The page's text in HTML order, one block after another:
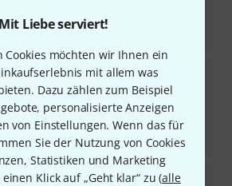
Mit Liebe serviert!
Cookies möchten wir Ihnen ein
mit allem was
Dazu zählen zum Beispiel
personalisierte Anzeigen
von Einstellungen. Wenn das für
Sie der Nutzung von Cookies
Statistiken und Marketing
Klick auf „Geht klar“ zu (alle
UVP:5,80 €
Black
277
lieferbar
UVP:57,90 €
Thomann Special Edition